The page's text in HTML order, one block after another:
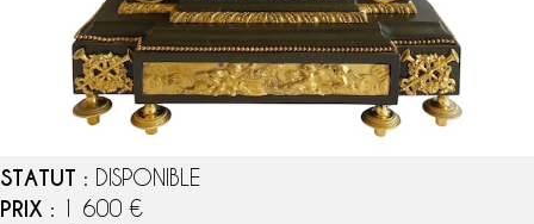
STATUT : DISPONIBLE
PRIX : 1 600 €